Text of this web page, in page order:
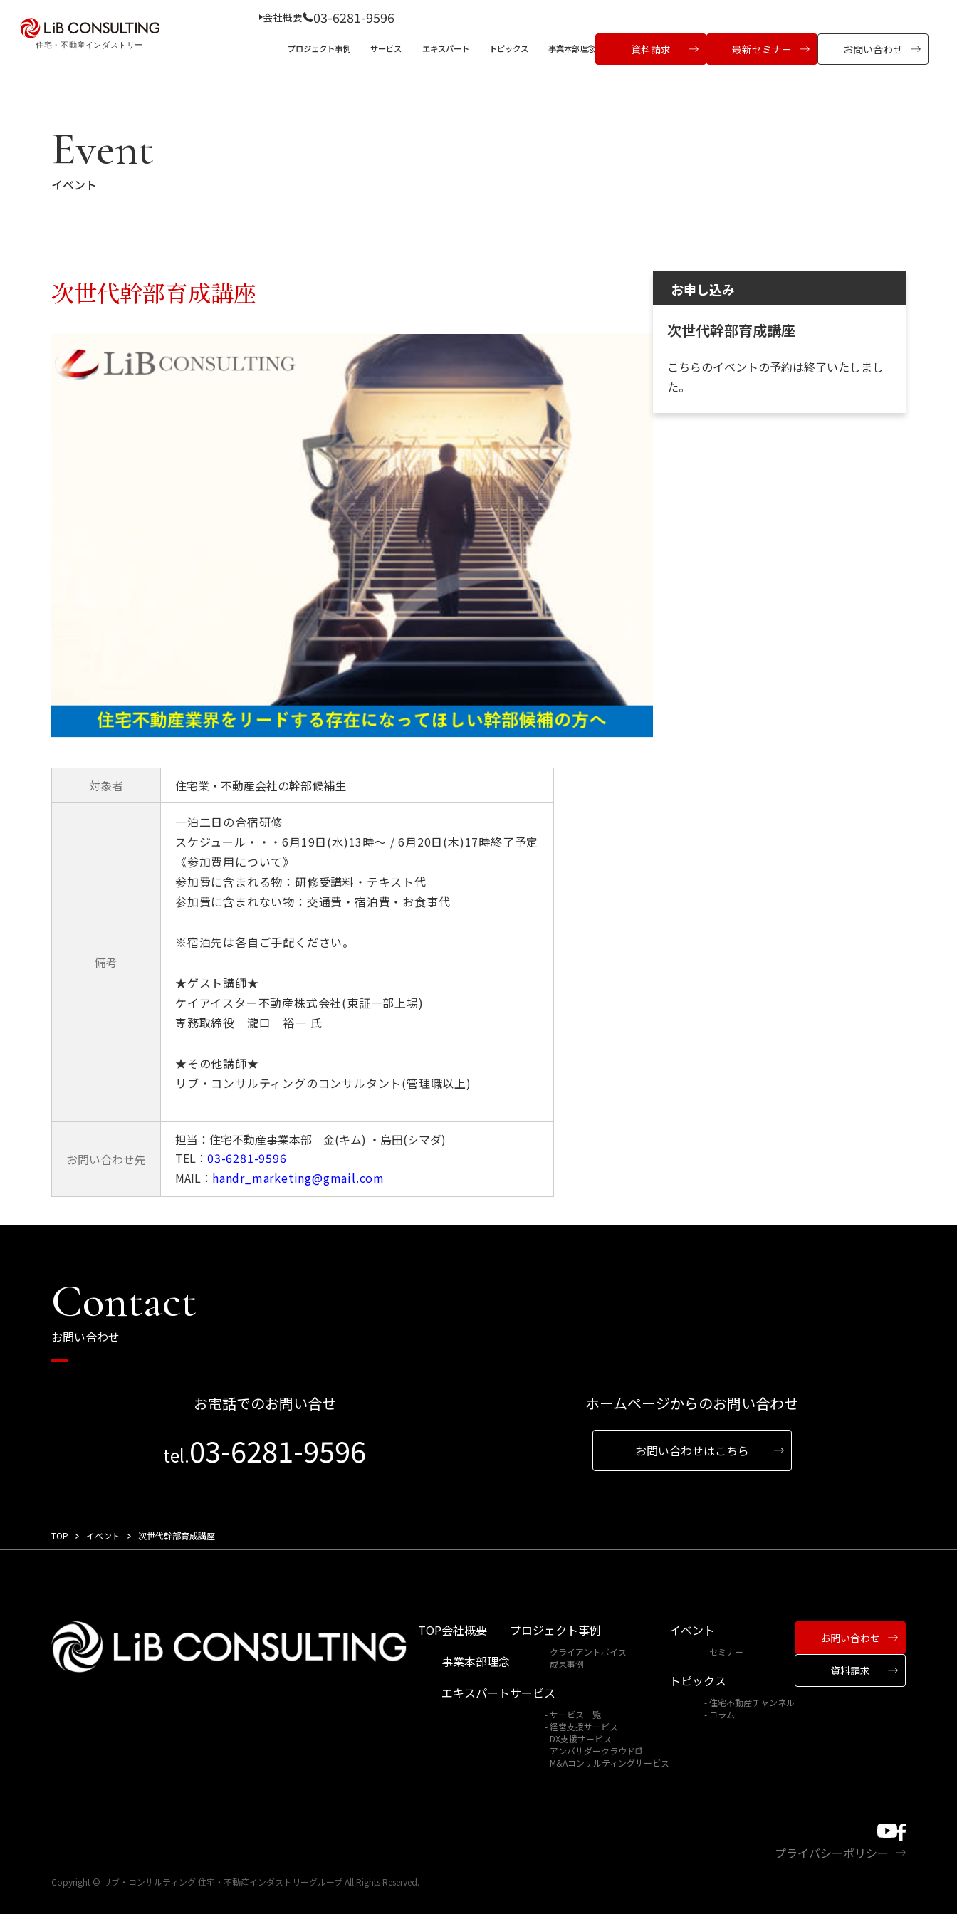
会社概要 03-6281-9596
プロジェクト事例
プロジェクト事例
Case Study
サービス
サービス
Service
エキスパート トピックス
トピックス
Topics
事業本部理念 資料請求 最新セミナー お問い合わせ
プロジェクト事例
トピックス
03-6281-9596
資料請求
最新セミナー
Event
イベント
次世代幹部育成講座
対象者 住宅業・不動産会社の幹部候補生
備考
一泊二日の合宿研修
スケジュール・・・6月19日(水)13時～ / 6月20日(木)17時終了予定
《参加費用について》
参加費に含まれる物：研修受講料・テキスト代
参加費に含まれない物：交通費・宿泊費・お食事代
※宿泊先は各自ご手配ください。
★ゲスト講師★
ケイアイスター不動産株式会社(東証一部上場)
専務取締役 瀧口 裕一 氏
★その他講師★
リブ・コンサルティングのコンサルタント(管理職以上)
お問い合わせ先
担当：住宅不動産事業本部 金(キム) ・島田(シマダ)
TEL： 03-6281-9596
MAIL： handr_marketing@gmail.com
お申し込み
次世代幹部育成講座
こちらのイベントの予約は終了いたしまし
た。
Contact
お問い合わせ
お電話でのお問い合せ
tel.03-6281-9596
ホームページからのお問い合わせ
お問い合わせはこちら
TOP イベント 次世代幹部育成講座
TOP会社概要
事業本部理念
エキスパート
プロジェクト事例
クライアントボイス
成果事例
サービス
サービス一覧
経営支援サービス
DX支援サービス
アンバサダークラウド
M&Aコンサルティングサービス
イベント
セミナー
トピックス
住宅不動産チャンネル
コラム
お問い合わせ
資料請求
プライバシーポリシー
Copyright © リブ・コンサルティング 住宅・不動産インダストリーグループ All Rights Reserved.